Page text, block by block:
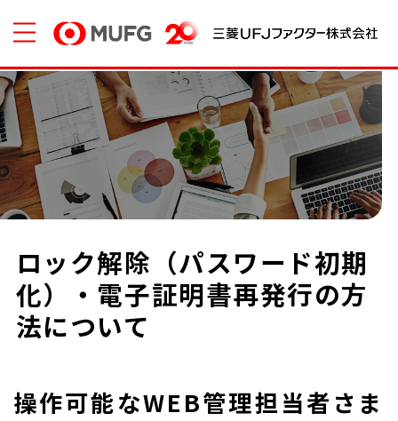
ロック解除（パスワード初期
化）・電子証明書再発行の方
法について
操作可能なWEB管理担当者さま